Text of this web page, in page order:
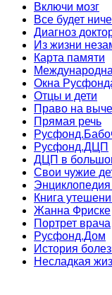
Включи мозг
Все будет
Диагноз
Из жизни
Карта памяти
Окна
Отцы и дети
Право на
Прямая речь
Русфонд.ДЦП
ДЦП в
Свои чужие
Энциклопедия
Книга
Жанна Фриске
Портрет врача
Русфонд.Дом
История
Несладкая